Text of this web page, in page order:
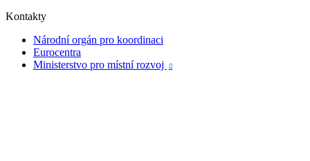
Kontakty
Národní orgán pro koordinaci
Eurocentra
Ministerstvo pro místní rozvoj
